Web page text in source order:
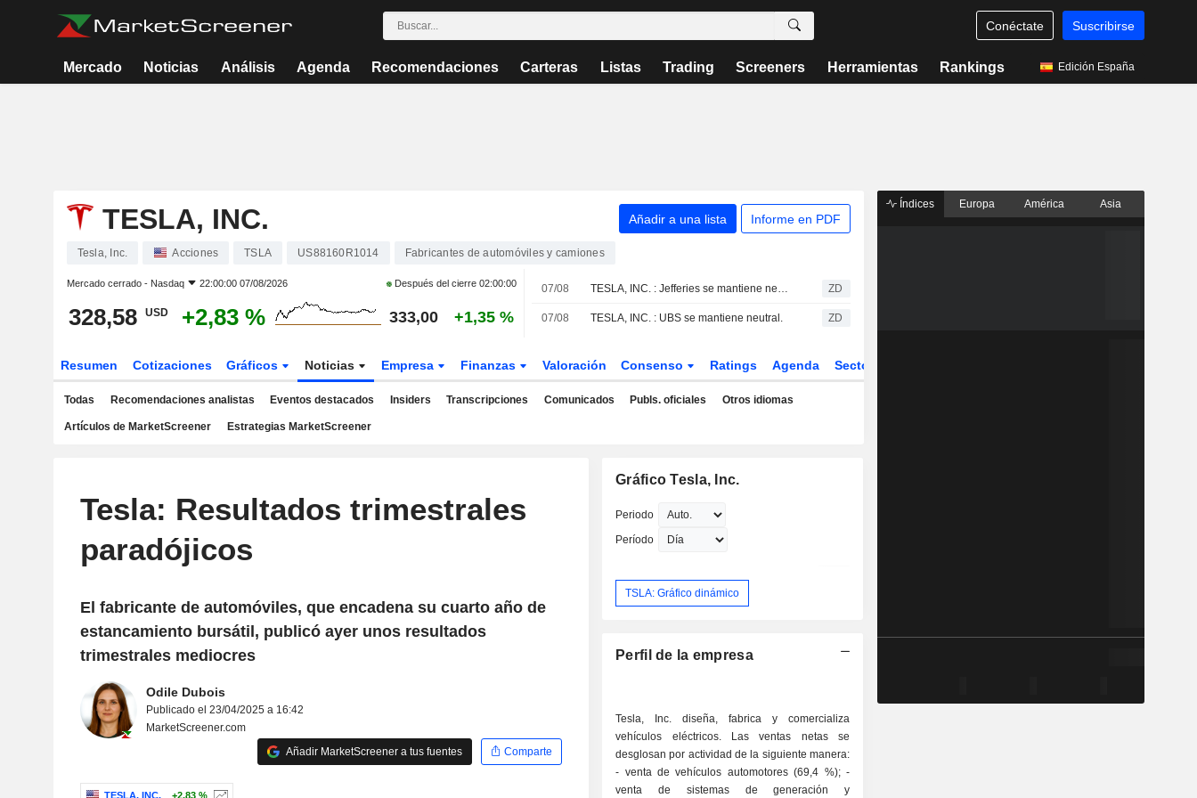
Conéctate Suscribirse
Mercado Noticias Análisis Agenda Recomendaciones Carteras Listas Trading Screeners Herramientas Rankings Edición España
TESLA, INC. Añadir a una lista Informe en PDF
Tesla, Inc. Acciones TSLA US88160R1014 Fabricantes de automóviles y camiones
Mercado cerrado - Nasdaq 22:00:00 07/08/2026 Después del cierre02:00:00
328,58 USD +2,83 % 333,00 +1,35 %
07/08 TESLA, INC. : Jefferies se mantiene neutral. ZD
07/08 TESLA, INC. : UBS se mantiene neutral. ZD
Resumen Cotizaciones Gráficos Noticias Empresa Finanzas Valoración Consenso Ratings Agenda Sector
Todas Recomendaciones analistas Eventos destacados Insiders Transcripciones Comunicados Publs. oficiales Otros idiomas
Artículos de MarketScreener Estrategias MarketScreener
Tesla: Resultados trimestrales
paradójicos
El fabricante de automóviles, que encadena su cuarto año de
estancamiento bursátil, publicó ayer unos resultados
trimestrales mediocres
Odile Dubois
Publicado el 23/04/2025 a 16:42
MarketScreener.com
Añadir MarketScreener a tus fuentes
Comparte
TESLA, INC. +2,83 %
Gráfico Tesla, Inc.
Periodo
Período
TSLA: Gráfico dinámico
Perfil de la empresa
Tesla, Inc. diseña, fabrica y comercializa
vehículos eléctricos. Las ventas netas se
desglosan por actividad de la siguiente manera:
- venta de vehículos automotores (69,4 %); -
venta de sistemas de generación y
Índices Europa América Asia